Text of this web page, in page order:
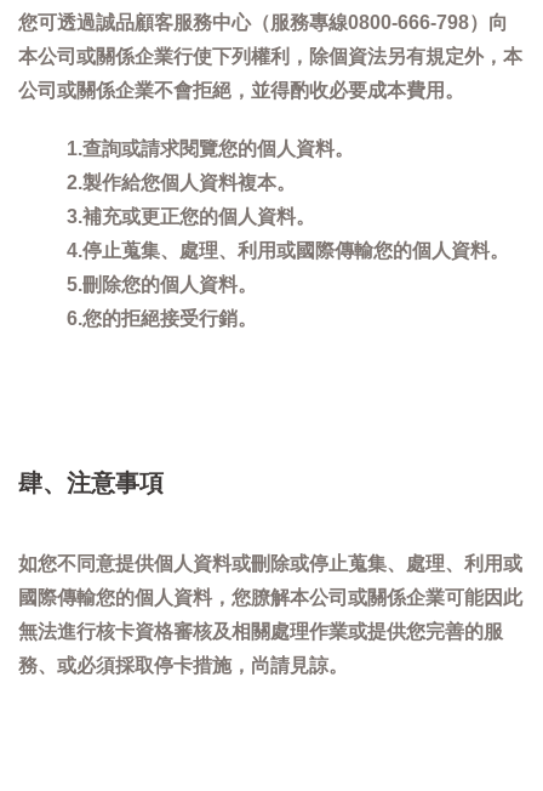
您可透過誠品顧客服務中心（服務專線0800-666-798）向
本公司或關係企業行使下列權利，除個資法另有規定外，本
公司或關係企業不會拒絕，並得酌收必要成本費用。
1.查詢或請求閱覽您的個人資料。
2.製作給您個人資料複本。
3.補充或更正您的個人資料。
4.停止蒐集、處理、利用或國際傳輸您的個人資料。
5.刪除您的個人資料。
6.您的拒絕接受行銷。
肆、注意事項
如您不同意提供個人資料或刪除或停止蒐集、處理、利用或
國際傳輸您的個人資料，您膫解本公司或關係企業可能因此
無法進行核卡資格審核及相關處理作業或提供您完善的服
務、或必須採取停卡措施，尚請見諒。